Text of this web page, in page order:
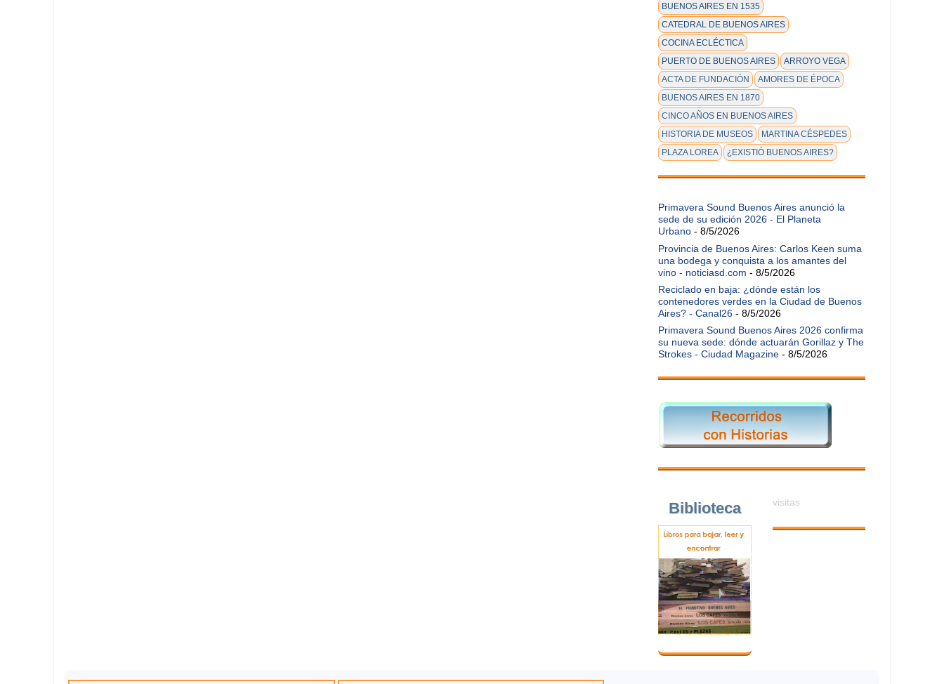
BUENOS AIRES EN 1535
CATEDRAL DE BUENOS AIRES
COCINA ECLÉCTICA
PUERTO DE BUENOS AIRES
ARROYO VEGA
ACTA DE FUNDACIÓN
AMORES DE ÉPOCA
BUENOS AIRES EN 1870
CINCO AÑOS EN BUENOS AIRES
HISTORIA DE MUSEOS
MARTINA CÉSPEDES
PLAZA LOREA
¿EXISTIÓ BUENOS AIRES?
Primavera Sound Buenos Aires anunció la
sede de su edición 2026 - El Planeta
Urbano - 8/5/2026
Provincia de Buenos Aires: Carlos Keen suma
una bodega y conquista a los amantes del
vino - noticiasd.com - 8/5/2026
Reciclado en baja: ¿dónde están los
contenedores verdes en la Ciudad de Buenos
Aires? - Canal26 - 8/5/2026
Primavera Sound Buenos Aires 2026 confirma
su nueva sede: dónde actuarán Gorillaz y The
Strokes - Ciudad Magazine - 8/5/2026
Biblioteca visitas